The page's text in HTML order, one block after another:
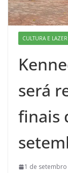
CULTURA E LAZER
será
finais
1 de